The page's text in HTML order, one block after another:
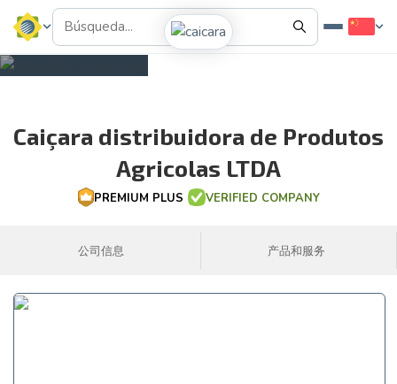
Caiçara distribuidora de Produtos
Agricolas LTDA
PREMIUM PLUS VERIFIED COMPANY
公司信息 产品和服务